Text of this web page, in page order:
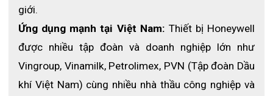
giới.
Ứng dụng mạnh tại Việt Nam: Thiết bị Honeywell
được nhiều tập đoàn và doanh nghiệp lớn như
Vingroup, Vinamilk, Petrolimex, PVN (Tập đoàn Dầu
khí Việt Nam) cùng nhiều nhà thầu công nghiệp và